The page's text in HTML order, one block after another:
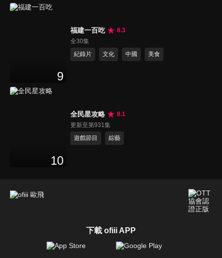
9
福建一百吃
8.3
全30集
紀錄片
文化 中國 美食
10
全民星攻略
8.1
更新至第931集
遊戲節目
綜藝
下載 ofiii APP